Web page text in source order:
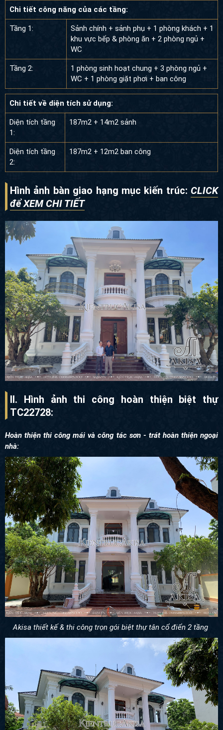
Chi tiết công năng của các tầng:
Tầng 1:
Sảnh chính + sảnh phụ + 1 phòng khách + 1
khu vực bếp & phòng ăn + 2 phòng ngủ +
WC
Tầng 2:
1 phòng sinh hoạt chung + 3 phòng ngủ +
WC + 1 phòng giặt phơi + ban công
Chi tiết về diện tích sử dụng:
Diện tích tầng
1:
187m2 + 14m2 sảnh
Diện tích tầng
2:
187m2 + 12m2 ban công
Hình ảnh bàn giao hạng mục kiến trúc: CLICK
để XEM CHI TIẾT
II. Hình ảnh thi công hoàn thiện biệt thự
TC22728:
Hoàn thiện thi công mái và công tác sơn - trát hoàn thiện ngoại
nhà:
Akisa thiết kế & thi công trọn gói biệt thự tân cổ điển 2 tầng